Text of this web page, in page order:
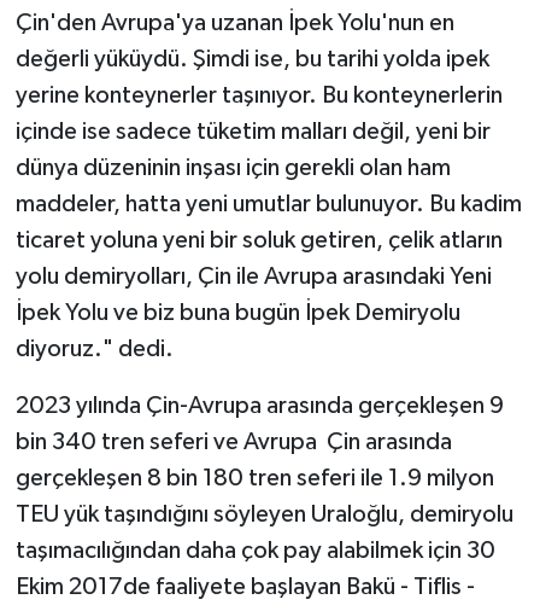
Çin'den Avrupa'ya uzanan İpek Yolu'nun en
değerli yüküydü. Şimdi ise, bu tarihi yolda ipek
yerine konteynerler taşınıyor. Bu konteynerlerin
içinde ise sadece tüketim malları değil, yeni bir
dünya düzeninin inşası için gerekli olan ham
maddeler, hatta yeni umutlar bulunuyor. Bu kadim
ticaret yoluna yeni bir soluk getiren, çelik atların
yolu demiryolları, Çin ile Avrupa arasındaki Yeni
İpek Yolu ve biz buna bugün İpek Demiryolu
diyoruz." dedi.
2023 yılında Çin-Avrupa arasında gerçekleşen 9
bin 340 tren seferi ve Avrupa  Çin arasında
gerçekleşen 8 bin 180 tren seferi ile 1.9 milyon
TEU yük taşındığını söyleyen Uraloğlu, demiryolu
taşımacılığından daha çok pay alabilmek için 30
Ekim 2017de faaliyete başlayan Bakü - Tiflis -